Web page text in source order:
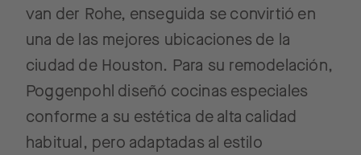
van der Rohe, enseguida se convirtió en
una de las mejores ubicaciones de la
ciudad de Houston. Para su remodelación,
Poggenpohl diseñó cocinas especiales
conforme a su estética de alta calidad
habitual, pero adaptadas al estilo